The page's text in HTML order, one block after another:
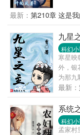
蘑菇的
立起
到末
足以防
抠出了
女邻居
临，别
在洞里
该吃哪
我是你
装逼的
求你，
最新： 第210章 这是我
九星
科幻
寒星映
外，银
为那九
顶天然
道。
《九星
最新：
系统
科幻
孟家村